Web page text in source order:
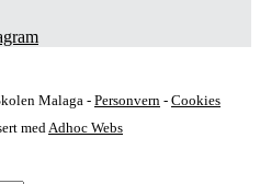
Malaga - Personvern - Cookies
med Adhoc Webs